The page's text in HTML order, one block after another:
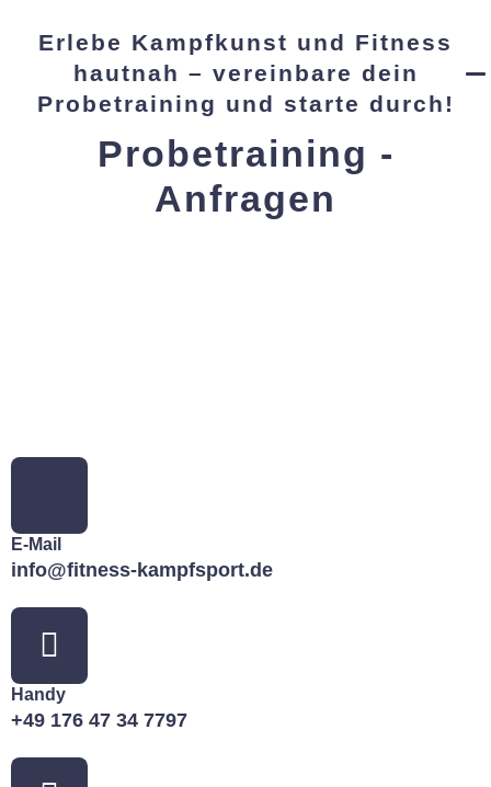
Erlebe Kampfkunst und Fitness
hautnah – vereinbare dein
Probetraining und starte durch!
Probetraining -
Anfragen
E-Mail
info@fitness-kampfsport.de
Handy
+49 176 47 34 7797